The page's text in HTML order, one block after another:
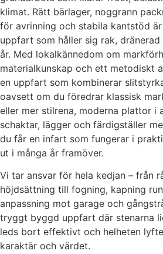
klimat. Rätt bärlager, noggrann
för avrinning och stabila kantstöd
uppfart som håller sig rak,
år. Med lokalkännedom om
materialkunskap och ett metodiskt
en uppfart som kombinerar
oavsett om du föredrar klassisk
eller mer stilrena, moderna plattor i
schaktar, lägger och färdigställer
du får en infart som fungerar i
ut i många år framöver.
Vi tar ansvar för hela kedjan – från
höjdsättning till fogning, kapning
anpassning mot garage och
tryggt byggd uppfart där stenarna
leds bort effektivt och helheten
karaktär och värdet.